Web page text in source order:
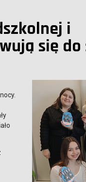
i
się